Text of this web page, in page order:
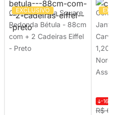
EXCLUSIVO
Conjunto Mesa Square
Redonda Bétula - 88cm
com + 2 Cadeiras Eiffel
- Preto
Jantar
1,20m +
Nord
R$
-16%